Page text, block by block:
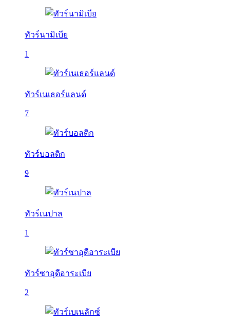
ทัวร์นามิเบีย
1
ทัวร์เนเธอร์แลนด์
7
ทัวร์บอลติก
9
ทัวร์เนปาล
1
ทัวร์ซาอุดีอาระเบีย
2